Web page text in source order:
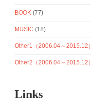
BOOK (77)
MUSIC (18)
Other1（2006.04～2015.12）
Other2（2006.04～2015.12）
Links